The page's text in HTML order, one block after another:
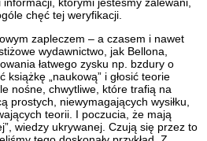
chęć tej weryfikacji.
zapleczem – a czasem i nawet
wydawnictwo, jak Bellona,
łatwego zysku np. bzdury o
„naukową” i głosić teorie
nośne, chwytliwe, które trafią na
prostych, niewymagających wysiłku,
teorii. I poczucia, że mają
wiedzy ukrywanej. Czują się przez to